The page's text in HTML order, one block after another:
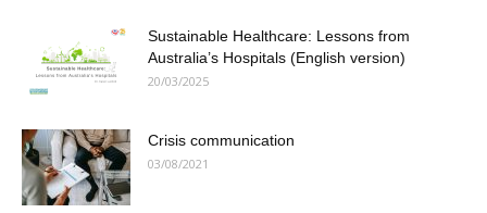
Sustainable Healthcare: Lessons from
Australia’s Hospitals (English version)
20/03/2025
Crisis communication
03/08/2021